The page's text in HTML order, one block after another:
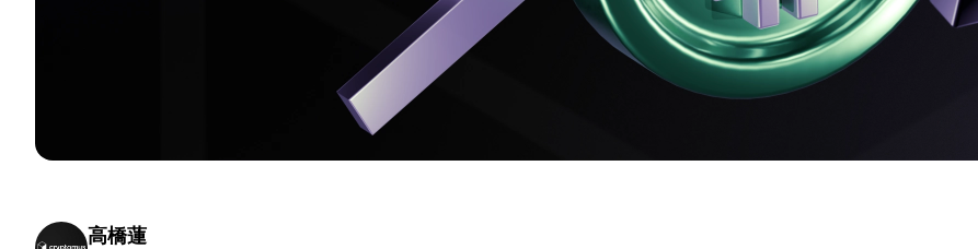
高橋蓮